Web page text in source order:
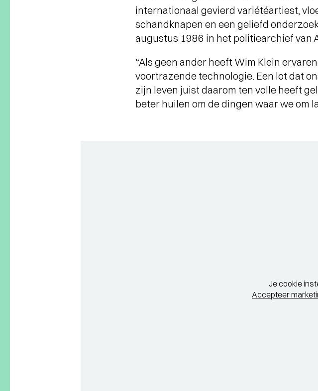
internationaal gevierd variétéartiest,
schandknapen en een geliefd
augustus 1986 in het politiearchief van
“Als geen ander heeft Wim Klein
voortrazende technologie. Een lot dat
zijn leven juist daarom ten volle heeft
beter huilen om de dingen waar we om
Je cookie
Accepteer